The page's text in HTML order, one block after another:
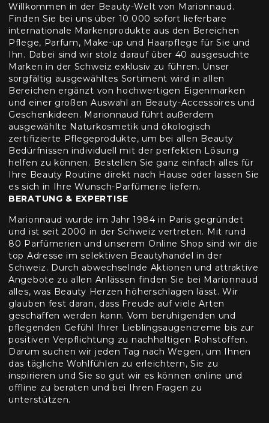
Willkommen in der Beauty-Welt von Marionnaud.
Finden Sie bei uns über 10.000 sofort lieferbare
internationale Markenprodukte aus den Bereichen
Pflege, Parfum, Make-up und Haarpflege für Sie und
Ihn. Dabei sind wir stolz darauf über 40 ausgesuchte
Marken in der Schweiz exklusiv zu führen. Unser
sorgfältig ausgewähltes Sortiment wird in allen
Bereichen ergänzt von hochwertigen Eigenmarken
und einer großen Auswahl an Beauty-Accessoires und
Geschenkideen. Marionnaud führt außerdem
ausgewählte Naturkosmetik und ökologisch
zertifizierte Pflegeprodukte, um bei allen Beauty
Bedürfnissen individuell mit der perfekten Lösung
helfen zu können. Bestellen Sie ganz einfach alles für
Ihre Beauty Routine direkt nach Hause oder lassen Sie
es sich in Ihre Wunsch-Parfümerie liefern.
BERATUNG & EXPERTISE
Marionnaud wurde im Jahr 1984 in Paris gegründet
und ist seit 2000 in der Schweiz vertreten. Mit rund
80 Parfümerien und unserem Online Shop sind wir die
top Adresse im selektiven Beautyhandel in der
Schweiz. Durch abwechselnde Aktionen und attraktive
Angebote zu allen Anlässen finden Sie bei Marionnaud
alles, was Beauty Herzen höherschlagen lässt. Wir
glauben fest daran, dass Freude auf viele Arten
geschaffen werden kann. Vom beruhigenden und
pflegenden Gefühl Ihrer Lieblingsaugencreme bis zur
positiven Verpflichtung zu nachhaltigen Rohstoffen.
Darum suchen wir jeden Tag nach Wegen, um Ihnen
das tägliche Wohlfühlen zu erleichtern, Sie zu
inspirieren und Sie so gut wir es können online und
offline zu beraten und bei Ihren Fragen zu
unterstützen.